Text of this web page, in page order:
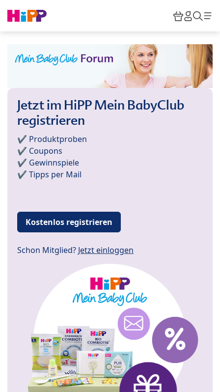
HiPP
Jetzt im HiPP Mein BabyClub
registrieren
✔️ Produktproben
✔️ Coupons
✔️ Gewinnspiele
✔️ Tipps per Mail
Kostenlos registrieren
Schon Mitglied? Jetzt einloggen